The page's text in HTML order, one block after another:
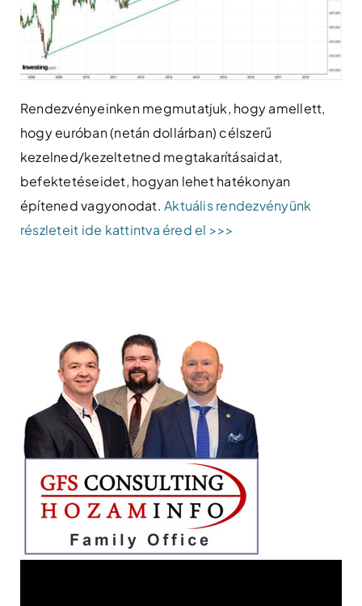
Rendezvényeinken megmutatjuk, hogy amellett,
hogy euróban (netán dollárban) célszerű
kezelned/kezeltetned megtakarításaidat,
befektetéseidet, hogyan lehet hatékonyan
építened vagyonodat.Aktuális rendezvényünk
részleteit ide kattintva éred el >>>